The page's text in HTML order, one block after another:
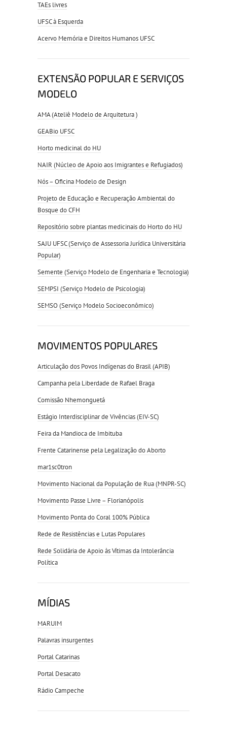
TAEs livres
UFSC à Esquerda
Acervo Memória e Direitos Humanos UFSC
EXTENSÃO POPULAR E SERVIÇOS
MODELO
AMA (Ateliê Modelo de Arquitetura )
GEABio UFSC
Horto medicinal do HU
NAIR (Núcleo de Apoio aos Imigrantes e Refugiados)
Nós – Oficina Modelo de Design
Projeto de Educação e Recuperação Ambiental do
Bosque do CFH
Repositório sobre plantas medicinais do Horto do HU
SAJU UFSC (Serviço de Assessoria Jurídica Universitária
Popular)
Semente (Serviço Modelo de Engenharia e Tecnologia)
SEMPSI (Serviço Modelo de Psicologia)
SEMSO (Serviço Modelo Socioeconômico)
MOVIMENTOS POPULARES
Articulação dos Povos Indígenas do Brasil (APIB)
Campanha pela Liberdade de Rafael Braga
Comissão Nhemonguetá
Estágio Interdisciplinar de Vivências (EIV-SC)
Feira da Mandioca de Imbituba
Frente Catarinense pela Legalização do Aborto
mar1sc0tron
Movimento Nacional da População de Rua (MNPR-SC)
Movimento Passe Livre – Florianópolis
Movimento Ponta do Coral 100% Pública
Rede de Resistências e Lutas Populares
Rede Solidária de Apoio às Vítimas da Intolerância
Política
MÍDIAS
MARUIM
Palavras insurgentes
Portal Catarinas
Portal Desacato
Rádio Campeche